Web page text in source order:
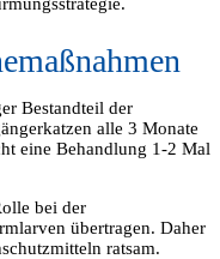
Bestandteil der
alle 3 Monate
eine Behandlung 1-2 Mal
bei der
übertragen. Daher
ratsam.